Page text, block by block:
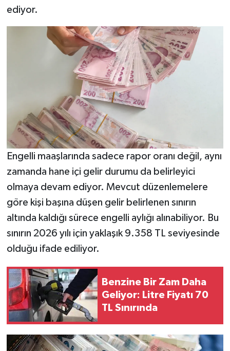
ediyor.
Engelli maaşlarında sadece rapor oranı değil, aynı
zamanda hane içi gelir durumu da belirleyici
olmaya devam ediyor. Mevcut düzenlemelere
göre kişi başına düşen gelir belirlenen sınırın
altında kaldığı sürece engelli aylığı alınabiliyor. Bu
sınırın 2026 yılı için yaklaşık 9.358 TL seviyesinde
olduğu ifade ediliyor.
Benzine Bir Zam Daha
Geliyor: Litre Fiyatı 70
TL Sınırında